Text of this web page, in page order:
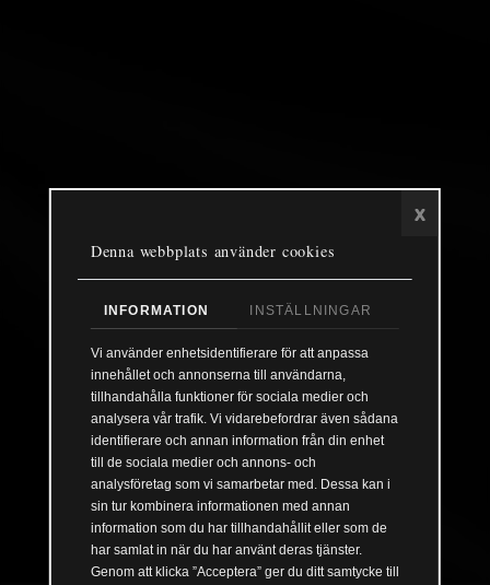
x
Denna webbplats använder cookies
INFORMATION INSTÄLLNINGAR
Vi använder enhetsidentifierare för att anpassa
innehållet och annonserna till användarna,
tillhandahålla funktioner för sociala medier och
analysera vår trafik. Vi vidarebefordrar även sådana
identifierare och annan information från din enhet
till de sociala medier och annons- och
analysföretag som vi samarbetar med. Dessa kan i
sin tur kombinera informationen med annan
information som du har tillhandahållit eller som de
har samlat in när du har använt deras tjänster.
Genom att klicka ”Acceptera” ger du ditt samtycke till